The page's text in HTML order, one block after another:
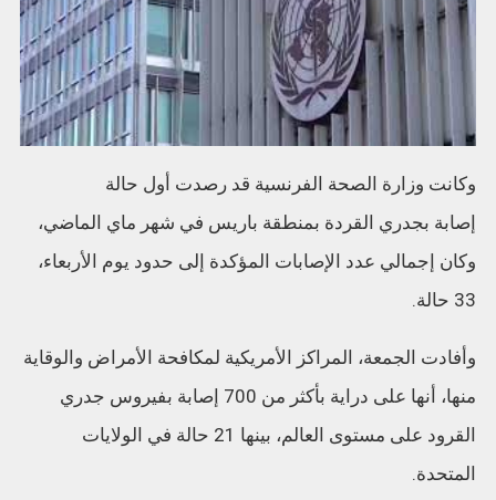
وكانت وزارة الصحة الفرنسية قد رصدت أول حالة
إصابة بجدري القردة بمنطقة باريس في شهر ماي الماضي،
وكان إجمالي عدد الإصابات المؤكدة إلى حدود يوم الأربعاء،
33 حالة.
وأفادت الجمعة، المراكز الأمريكية لمكافحة الأمراض والوقاية
منها، أنها على دراية بأكثر من 700 إصابة بفيروس جدري
القرود على مستوى العالم، بينها 21 حالة في الولايات
المتحدة.